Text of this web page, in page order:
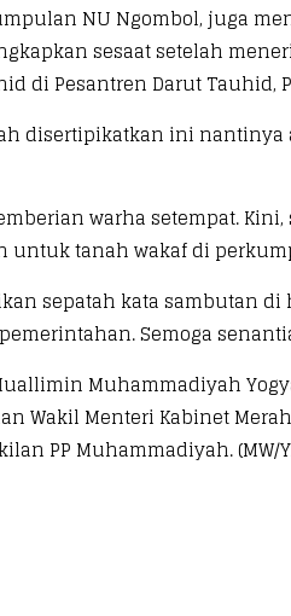
NU Ngombol, juga
sesaat setelah
di Pesantren Darut Tauhid,
disertipikatkan ini
warha setempat.
tanah wakaf di
sepatah kata sambutan
Semoga
Muhammadiyah
Menteri Kabinet
PP Muhammadiyah. (MW/